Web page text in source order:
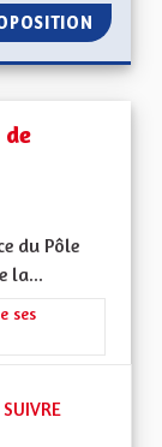
du Pôle
la...
ses
50 ABONNÉS
SUIVRE